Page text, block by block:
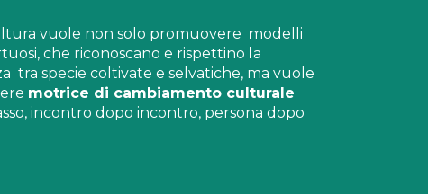
vuole non solo promuovere modell i
i, che riconoscano e rispettino la
tra specie coltivate e selvatiche, ma vuole
motrice di cambiamento culturale
incontro dopo incontro, persona dopo